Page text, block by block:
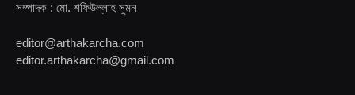
সম্পাদক : মো. শফিউল্লাহ সুমন
editor@arthakarcha.com
editor.arthakarcha@gmail.com